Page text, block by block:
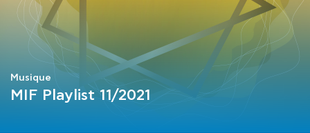
Musique
MIF Playlist 11/2021